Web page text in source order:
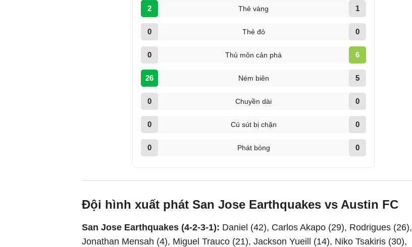
2 Thẻ vàng 1
0 Thẻ đỏ 0
0 Thủ môn cản phá 6
26 Ném biên 5
0 Chuyền dài 0
0 Cú sút bị chặn 0
0 Phát bóng 0
Đội hình xuất phát San Jose Earthquakes vs Austin FC
San Jose Earthquakes (4-2-3-1): Daniel (42), Carlos Akapo (29), Rodrigues (26),
Jonathan Mensah (4), Miguel Trauco (21), Jackson Yueill (14), Niko Tsakiris (30),